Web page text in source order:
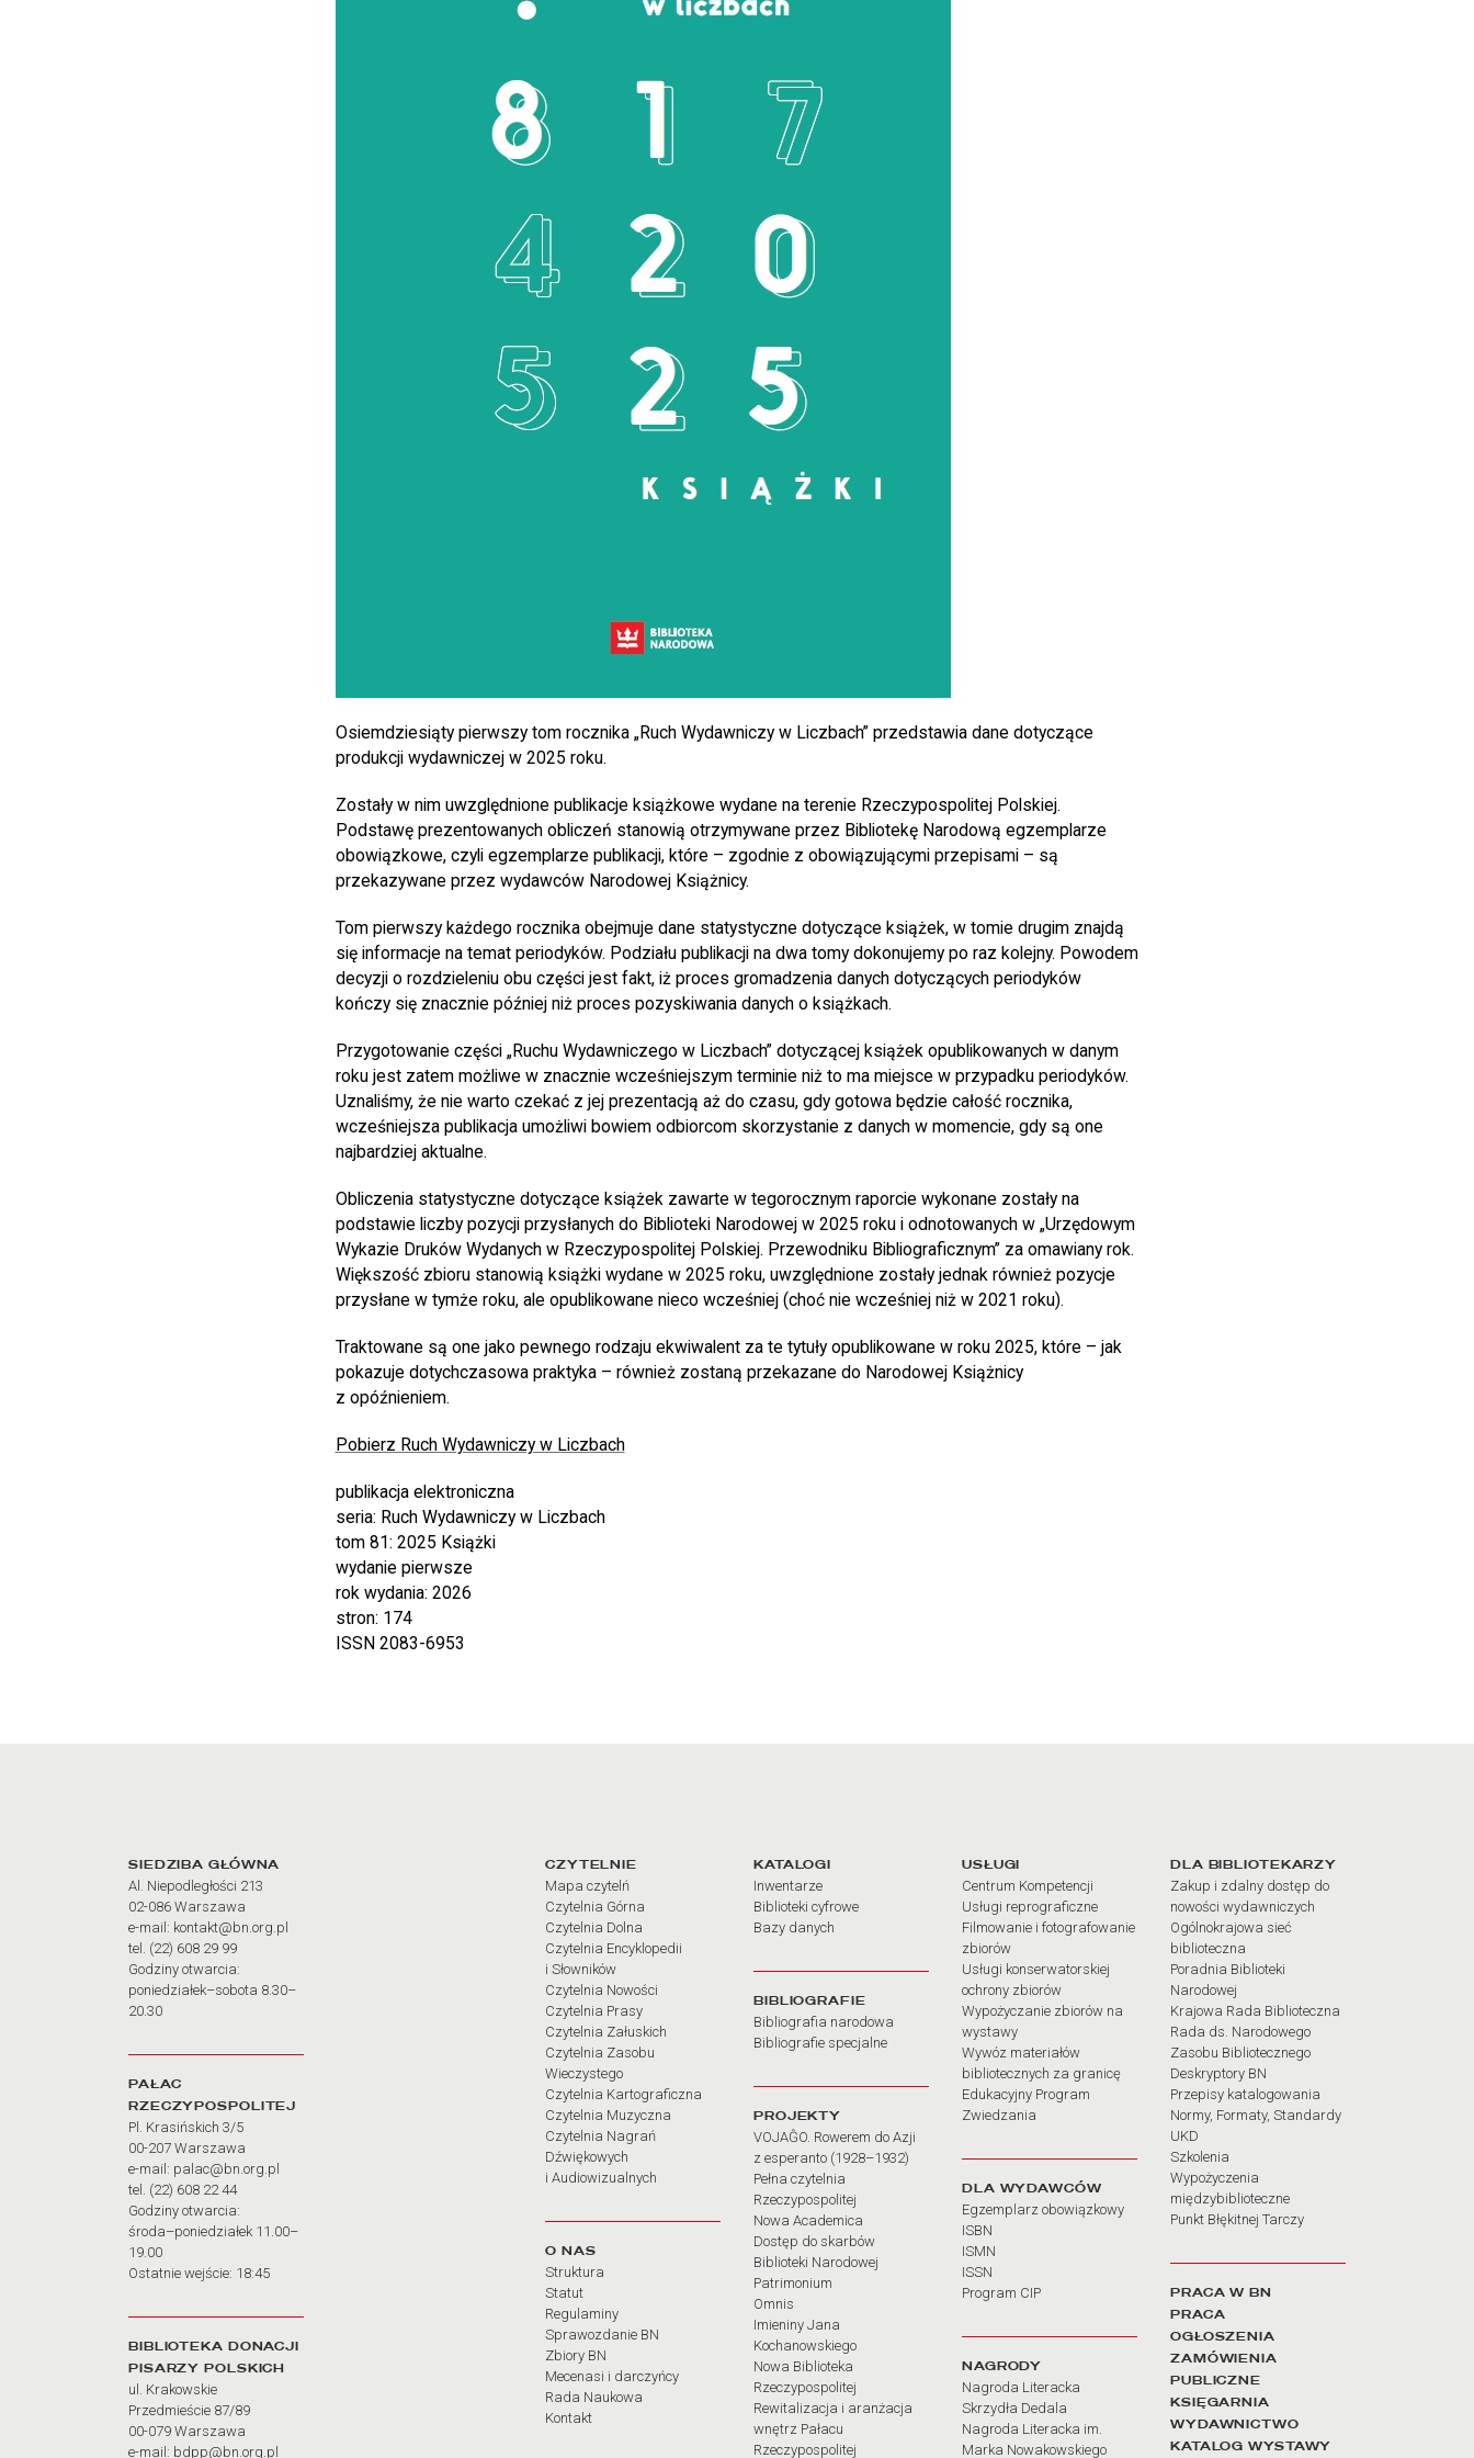
Osiemdziesiąty pierwszy tom rocznika „Ruch Wydawniczy w Liczbach” przedstawia dane dotyczące
produkcji wydawniczej w 2025 roku.
Zostały w nim uwzględnione publikacje książkowe wydane na terenie Rzeczypospolitej Polskiej.
Podstawę prezentowanych obliczeń stanowią otrzymywane przez Bibliotekę Narodową egzemplarze
obowiązkowe, czyli egzemplarze publikacji, które – zgodnie z obowiązującymi przepisami – są
przekazywane przez wydawców Narodowej Książnicy.
Tom pierwszy każdego rocznika obejmuje dane statystyczne dotyczące książek, w tomie drugim znajdą
się informacje na temat periodyków. Podziału publikacji na dwa tomy dokonujemy po raz kolejny. Powodem
decyzji o rozdzieleniu obu części jest fakt, iż proces gromadzenia danych dotyczących periodyków
kończy się znacznie później niż proces pozyskiwania danych o książkach.
Przygotowanie części „Ruchu Wydawniczego w Liczbach” dotyczącej książek opublikowanych w danym
roku jest zatem możliwe w znacznie wcześniejszym terminie niż to ma miejsce w przypadku periodyków.
Uznaliśmy, że nie warto czekać z jej prezentacją aż do czasu, gdy gotowa będzie całość rocznika,
wcześniejsza publikacja umożliwi bowiem odbiorcom skorzystanie z danych w momencie, gdy są one
najbardziej aktualne.
Obliczenia statystyczne dotyczące książek zawarte w tegorocznym raporcie wykonane zostały na
podstawie liczby pozycji przysłanych do Biblioteki Narodowej w 2025 roku i odnotowanych w „Urzędowym
Wykazie Druków Wydanych w Rzeczypospolitej Polskiej. Przewodniku Bibliograficznym” za omawiany rok.
Większość zbioru stanowią książki wydane w 2025 roku, uwzględnione zostały jednak również pozycje
przysłane w tymże roku, ale opublikowane nieco wcześniej (choć nie wcześniej niż w 2021 roku).
Traktowane są one jako pewnego rodzaju ekwiwalent za te tytuły opublikowane w roku 2025, które – jak
pokazuje dotychczasowa praktyka – również zostaną przekazane do Narodowej Książnicy
z opóźnieniem.
Pobierz Ruch Wydawniczy w Liczbach
publikacja elektroniczna
seria: Ruch Wydawniczy w Liczbach
tom 81: 2025 Książki
wydanie pierwsze
rok wydania: 2026
stron: 174
ISSN 2083-6953
Adres oraz godziny otwarcia
SIEDZIBA GŁÓWNA
Al. Niepodległości 213
02-086 Warszawa
e-mail: kontakt@bn.org.pl
tel. (22) 608 29 99
Godziny otwarcia:
poniedziałek–sobota 8.30–
20.30
PAŁAC
RZECZYPOSPOLITEJ
Pl. Krasińskich 3/5
00-207 Warszawa
e-mail: palac@bn.org.pl
tel. (22) 608 22 44
Godziny otwarcia:
środa–poniedziałek 11.00–
19.00
Ostatnie wejście: 18:45
BIBLIOTEKA DONACJI
PISARZY POLSKICH
ul. Krakowskie
Przedmieście 87/89
00-079 Warszawa
e-mail: bdpp@bn.org.pl
Linki do najważniejszych działów
CZYTELNIE
Mapa czytelń
Czytelnia Górna
Czytelnia Dolna
Czytelnia Encyklopedii
i Słowników
Czytelnia Nowości
Czytelnia Prasy
Czytelnia Załuskich
Czytelnia Zasobu
Wieczystego
Czytelnia Kartograficzna
Czytelnia Muzyczna
Czytelnia Nagrań
Dźwiękowych
i Audiowizualnych
O NAS
Struktura
Statut
Regulaminy
Sprawozdanie BN
Zbiory BN
Mecenasi i darczyńcy
Rada Naukowa
Kontakt
KATALOGI
Inwentarze
Biblioteki cyfrowe
Bazy danych
BIBLIOGRAFIE
Bibliografia narodowa
Bibliografie specjalne
PROJEKTY
VOJAĜO. Rowerem do Azji
z esperanto (1928–1932)
Pełna czytelnia
Rzeczypospolitej
Nowa Academica
Dostęp do skarbów
Biblioteki Narodowej
Patrimonium
Omnis
Imieniny Jana
Kochanowskiego
Nowa Biblioteka
Rzeczypospolitej
Rewitalizacja i aranżacja
wnętrz Pałacu
Rzeczypospolitej
USŁUGI
Centrum Kompetencji
Usługi reprograficzne
Filmowanie i fotografowanie
zbiorów
Usługi konserwatorskiej
ochrony zbiorów
Wypożyczanie zbiorów na
wystawy
Wywóz materiałów
bibliotecznych za granicę
Edukacyjny Program
Zwiedzania
DLA WYDAWCÓW
Egzemplarz obowiązkowy
ISBN
ISMN
ISSN
Program CIP
NAGRODY
Nagroda Literacka
Skrzydła Dedala
Nagroda Literacka im.
Marka Nowakowskiego
DLA BIBLIOTEKARZY
Zakup i zdalny dostęp do
nowości wydawniczych
Ogólnokrajowa sieć
biblioteczna
Poradnia Biblioteki
Narodowej
Krajowa Rada Biblioteczna
Rada ds. Narodowego
Zasobu Bibliotecznego
Deskryptory BN
Przepisy katalogowania
Normy, Formaty, Standardy
UKD
Szkolenia
Wypożyczenia
międzybiblioteczne
Punkt Błękitnej Tarczy
PRACA W BN
PRACA
OGŁOSZENIA
ZAMÓWIENIA
PUBLICZNE
KSIĘGARNIA
WYDAWNICTWO
KATALOG WYSTAWY